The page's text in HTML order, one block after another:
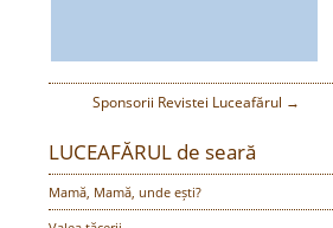
Sponsorii Revistei Luceafărul →
LUCEAFĂRUL de seară
Mamă, Mamă, unde ești?